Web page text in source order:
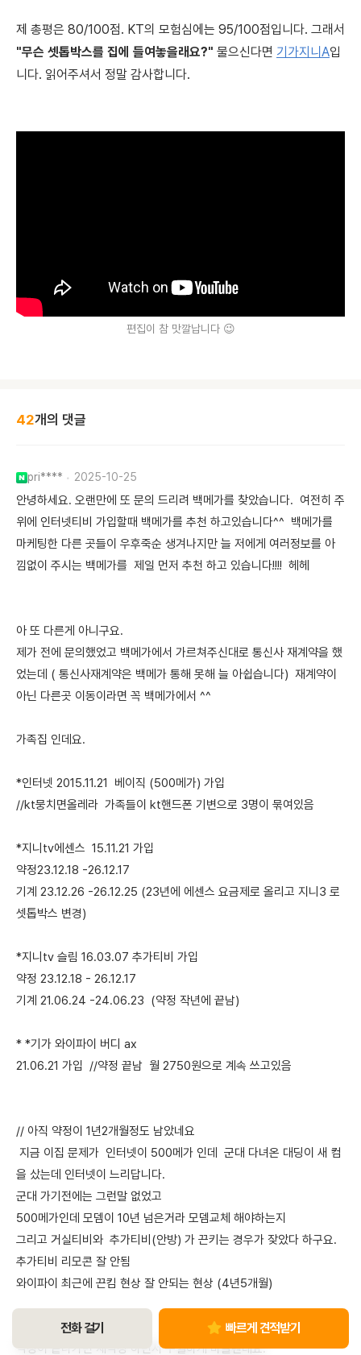
제 총평은 80/100점. KT의 모험심에는 95/100점입니다. 그래서
"무슨 셋톱박스를 집에 들여놓을래요?" 물으신다면 기가지니A입
니다. 읽어주셔서 정말 감사합니다.
편집이 참 맛깔납니다 😉
42개의 댓글
pri**** 2025-10-25
안녕하세요. 오랜만에 또 문의 드리려 백메가를 찾았습니다. 여전히 주
위에 인터넷티비 가입할때 백메가를 추천 하고있습니다^^ 백메가를
마케팅한 다른 곳들이 우후죽순 생겨나지만 늘 저에게 여러정보를 아
낌없이 주시는 백메가를 제일 먼저 추천 하고 있습니다!!!! 헤헤
아 또 다른게 아니구요.
제가 전에 문의했었고 백메가에서 가르쳐주신대로 통신사 재계약을 했
었는데 ( 통신사재계약은 백메가 통해 못해 늘 아쉽습니다) 재계약이
아닌 다른곳 이동이라면 꼭 백메가에서 ^^
가족집 인데요.
*인터넷 2015.11.21 베이직 (500메가) 가입
//kt뭉치면올레라 가족들이 kt핸드폰 기변으로 3명이 묶여있음
*지니tv에센스 15.11.21 가입
약정23.12.18 -26.12.17
기계 23.12.26 -26.12.25 (23년에 에센스 요금제로 올리고 지니3 로
셋톱박스 변경)
*지니tv 슬림 16.03.07 추가티비 가입
약정 23.12.18 - 26.12.17
기계 21.06.24 -24.06.23 (약정 작년에 끝남)
* *기가 와이파이 버디 ax
21.06.21 가입 //약정 끝남 월 2750원으로 계속 쓰고있음
// 아직 약정이 1년2개월정도 남았네요
지금 이집 문제가 인터넷이 500메가 인데 군대 다녀온 대딩이 새 컴
을 샀는데 인터넷이 느리답니다.
군대 가기전에는 그런말 없었고
500메가인데 모뎀이 10년 넘은거라 모뎀교체 해야하는지
그리고 거실티비와 추가티비(안방) 가 끈키는 경우가 잦았다 하구요.
추가티비 리모콘 잘 안됨
와이파이 최근에 끈킴 현상 잘 안되는 현상 (4년5개월)
약정이 끝나가면 재약정 하면서 수월하게 바꿀텐데요.
전화 걸기 빠르게 견적받기